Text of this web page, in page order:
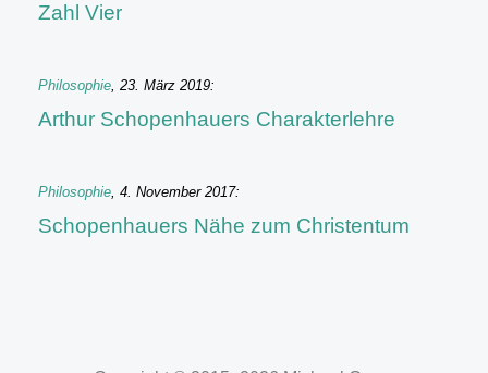
Zahl Vier
Philosophie, 23. März 2019:
Arthur Schopenhauers Charakterlehre
Philosophie, 4. November 2017:
Schopenhauers Nähe zum Christentum